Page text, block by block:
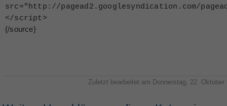
src="http://pagead2.googlesyndication.com/
</script>
{/source}
Zuletzt bearbeitet am Donnerstag, 22. Oktober